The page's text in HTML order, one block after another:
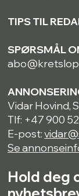
TIPS TIL
SPØRSMÅL
Vidar Hovind,
Tlf: +47 900
E-post:
Se
Hold deg